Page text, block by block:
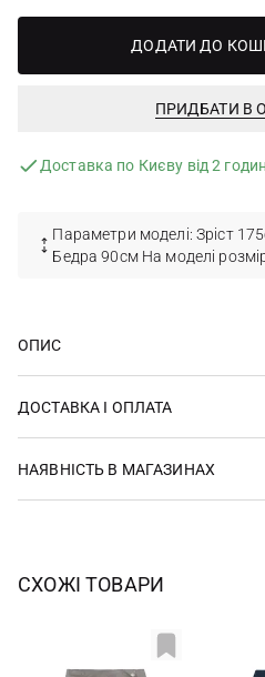
ДОДАТИ ДО
ПРИДБАТИ В
Доставка по Києву від 2 годин
Параметри моделі: Зріст
Бедра 90см На моделі
ОПИС
ДОСТАВКА І ОПЛАТА
НАЯВНІСТЬ В МАГАЗИНАХ
СХОЖІ ТОВАРИ